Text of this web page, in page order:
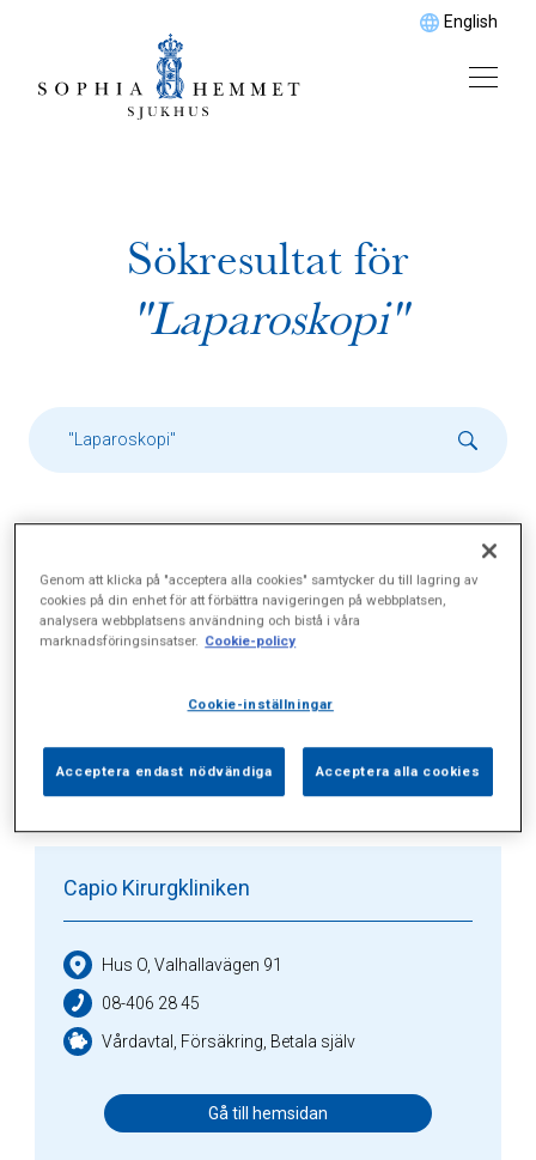
English
Sökresultat för
"Laparoskopi"
Alla (12) Vårdgivare (2) Specialister (0)
Sidor (0) Press (1)
Vårdgivare
Capio Kirurgkliniken
Hus O, Valhallavägen 91
08-406 28 45
Vårdavtal, Försäkring, Betala själv
Gå till hemsidan
Genom att klicka på "acceptera alla cookies" samtycker du till lagring av
cookies på din enhet för att förbättra navigeringen på webbplatsen,
analysera webbplatsens användning och bistå i våra
marknadsföringsinsatser. Cookie-policy
Cookie-inställningar
Acceptera endast nödvändiga Acceptera alla cookies